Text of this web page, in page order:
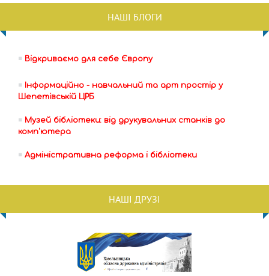
НАШІ БЛОГИ
Відкриваємо для себе Європу
Інформаційно - навчальний та арт простір у
Шепетівській ЦРБ
Музей бібліотеки: від друкувальних станків до
комп'ютера
Адміністративна реформа і бібліотеки
НАШІ ДРУЗІ